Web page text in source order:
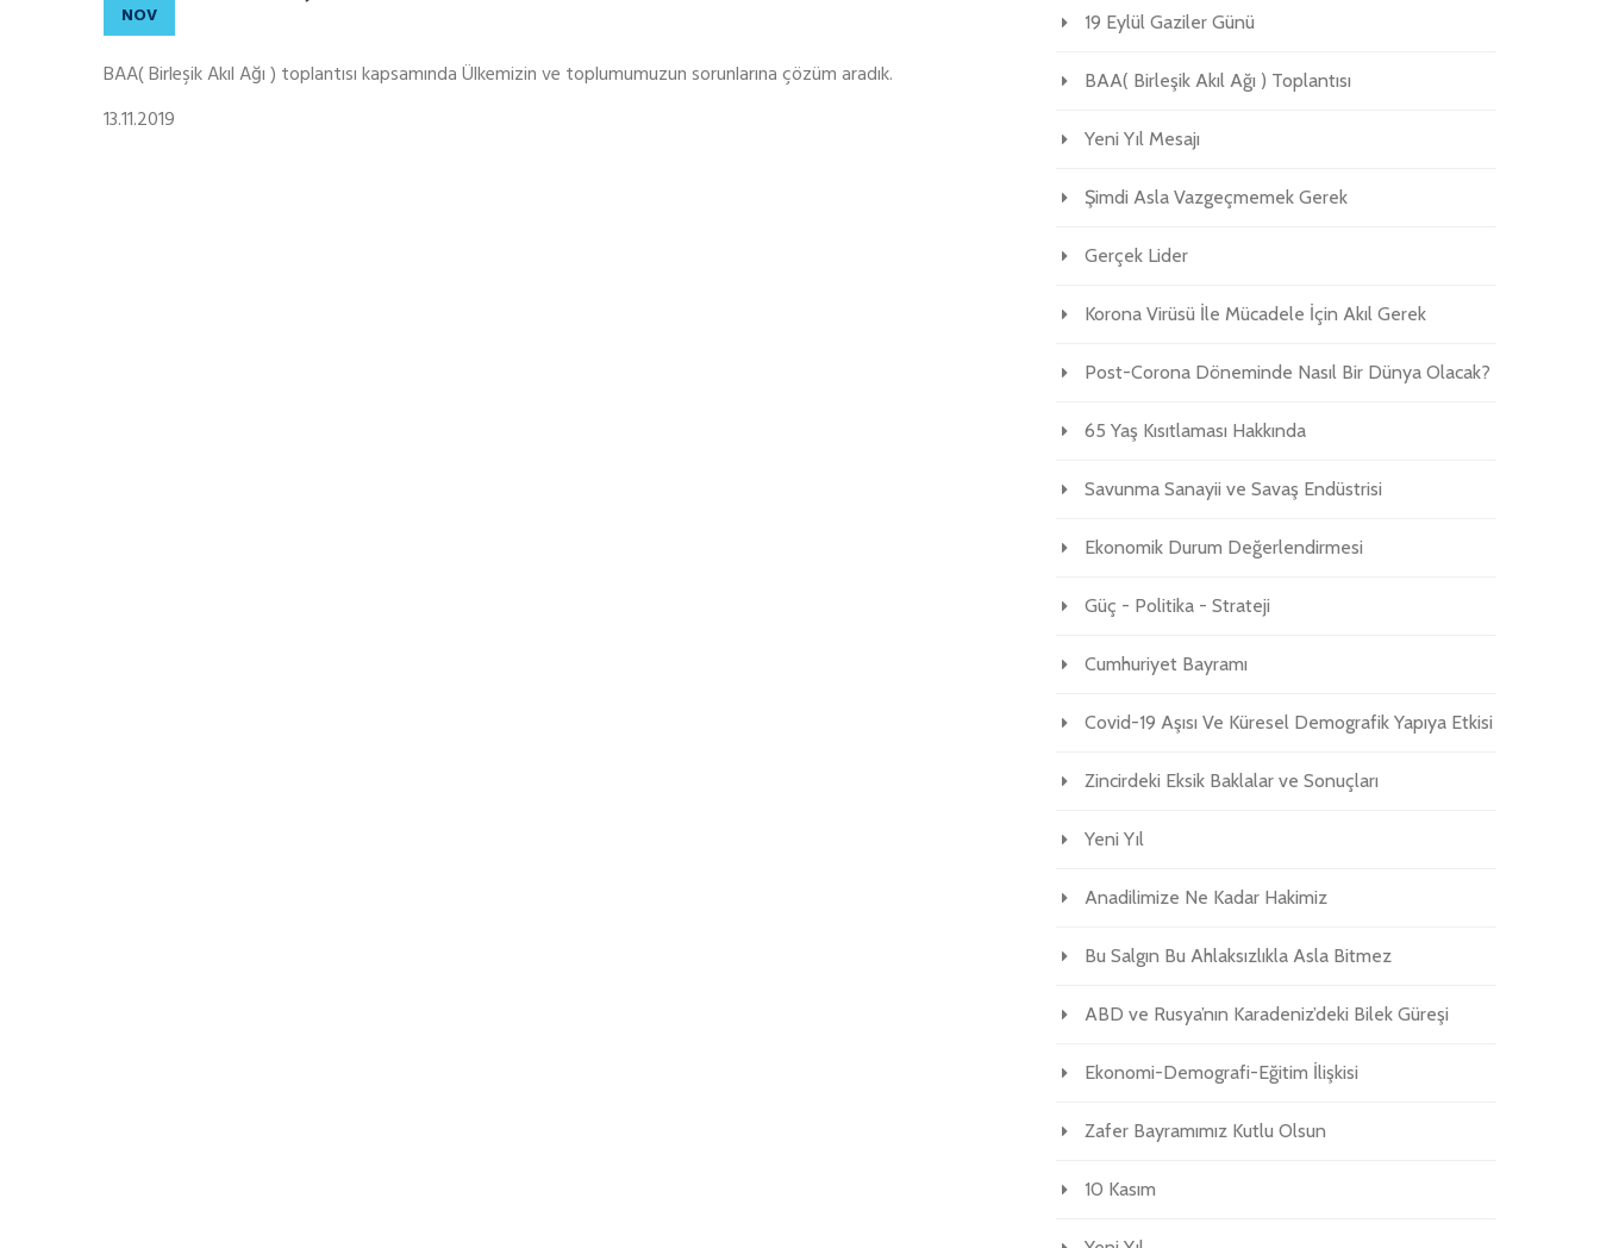
NOV
BAA( Birleşik Akıl Ağı ) toplantısı kapsamında Ülkemizin ve toplumumuzun sorunlarına çözüm aradık.
13.11.2019
19 Eylül Gaziler Günü
BAA( Birleşik Akıl Ağı ) Toplantısı
Yeni Yıl Mesajı
Şimdi Asla Vazgeçmemek Gerek
Gerçek Lider
Korona Virüsü İle Mücadele İçin Akıl Gerek
Post-Corona Döneminde Nasıl Bir Dünya Olacak?
65 Yaş Kısıtlaması Hakkında
Savunma Sanayii ve Savaş Endüstrisi
Ekonomik Durum Değerlendirmesi
Güç - Politika - Strateji
Cumhuriyet Bayramı
Covid-19 Aşısı Ve Küresel Demografik Yapıya Etkisi
Zincirdeki Eksik Baklalar ve Sonuçları
Yeni Yıl
Anadilimize Ne Kadar Hakimiz
Bu Salgın Bu Ahlaksızlıkla Asla Bitmez
ABD ve Rusya’nın Karadeniz’deki Bilek Güreşi
Ekonomi-Demografi-Eğitim İlişkisi
Zafer Bayramımız Kutlu Olsun
10 Kasım